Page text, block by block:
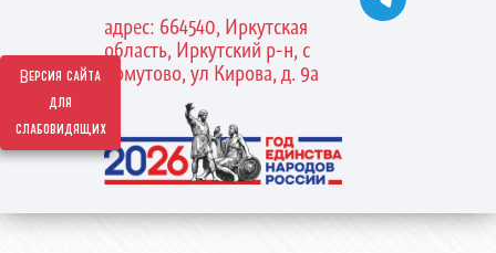
Версия сайта
для
слабовидящих
адрес: 664540, Иркутская
область, Иркутский р-н, с
Хомутово, ул Кирова, д. 9а